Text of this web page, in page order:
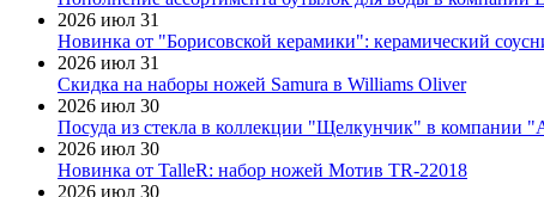
2026 июл 31
Новинка от "Борисовской керамики": керамический
2026 июл 31
Скидка на наборы ножей Samura в Williams Oliver
2026 июл 30
Посуда из стекла в коллекции "Щелкунчик" в компании
2026 июл 30
Новинка от TalleR: набор ножей Мотив TR-22018
2026 июл 30